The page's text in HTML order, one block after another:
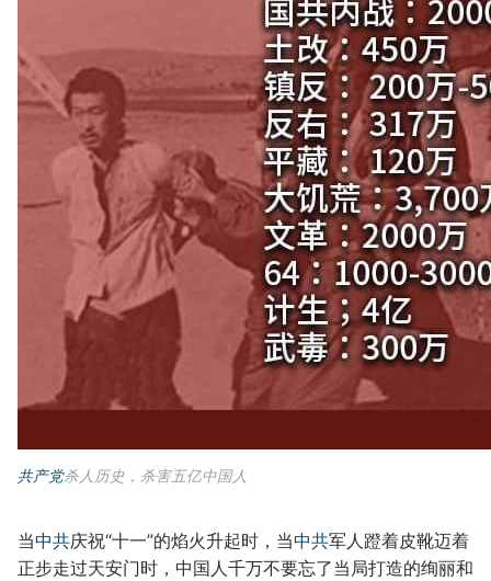
共产党杀人历史，杀害五亿中国人
当中共庆祝“十一”的焰火升起时，当中共军人蹬着皮靴迈着
正步走过天安门时，中国人千万不要忘了当局打造的绚丽和